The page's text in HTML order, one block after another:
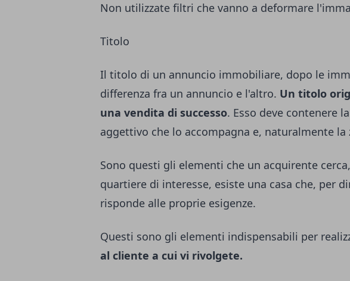
Non utilizzate filtri che vanno a deformare
Titolo
Il titolo di un annuncio immobiliare, dopo le
differenza fra un annuncio e l'altro. Un titolo
una vendita di successo. Esso deve contenere
aggettivo che lo accompagna e, naturalmente la
Sono questi gli elementi che un acquirente
quartiere di interesse, esiste una casa che, per
risponde alle proprie esigenze.
Questi sono gli elementi indispensabili per
al cliente a cui vi rivolgete.